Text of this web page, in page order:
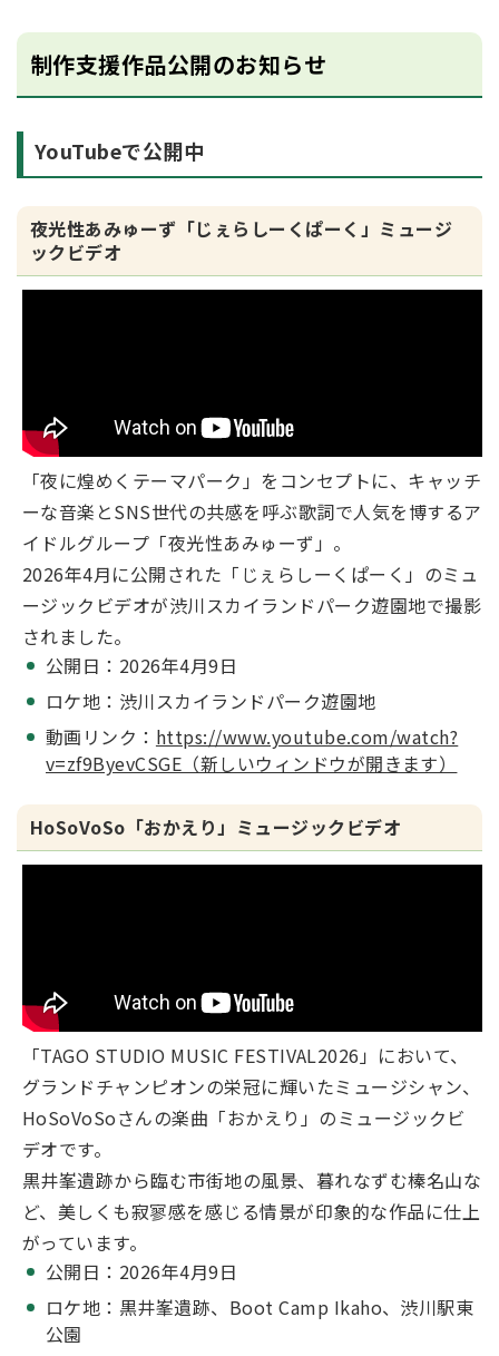
制作支援作品公開のお知らせ
YouTubeで公開中
夜光性あみゅーず「じぇらしーくぱーく」ミュージ
ックビデオ
「夜に煌めくテーマパーク」をコンセプトに、キャッチ
ーな音楽とSNS世代の共感を呼ぶ歌詞で人気を博するア
イドルグループ「夜光性あみゅーず」。
2026年4月に公開された「じぇらしーくぱーく」のミュ
ージックビデオが渋川スカイランドパーク遊園地で撮影
されました。
公開日：2026年4月9日
ロケ地：渋川スカイランドパーク遊園地
動画リンク： https://www.youtube.com/watch?
v=zf9ByevCSGE（新しいウィンドウが開きます）
HoSoVoSo「おかえり」ミュージックビデオ
「TAGO STUDIO MUSIC FESTIVAL2026」において、
グランドチャンピオンの栄冠に輝いたミュージシャン、
HoSoVoSoさんの楽曲「おかえり」のミュージックビ
デオです。
黒井峯遺跡から臨む市街地の風景、暮れなずむ榛名山な
ど、美しくも寂寥感を感じる情景が印象的な作品に仕上
がっています。
公開日：2026年4月9日
ロケ地：黒井峯遺跡、Boot Camp Ikaho、渋川駅東
公園